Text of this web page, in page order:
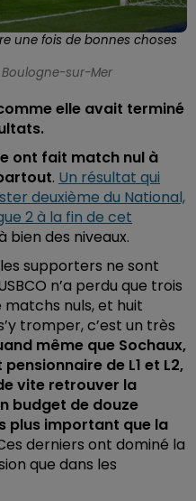
une fois de bonnes choses
Boulogne-sur-Mer
elle avait terminé
ont fait match nul à
. Un résultat qui
deuxième du National,
2 à la fin de cet
bien des niveaux.
supporters ne sont
n’a perdu que trois
matchs nuls, et huit
tromper, c’est un très
même que Sochaux,
de L1 et L2,
vite retrouver la
budget de douze
plus important que la
derniers ont dominé la
que dans les